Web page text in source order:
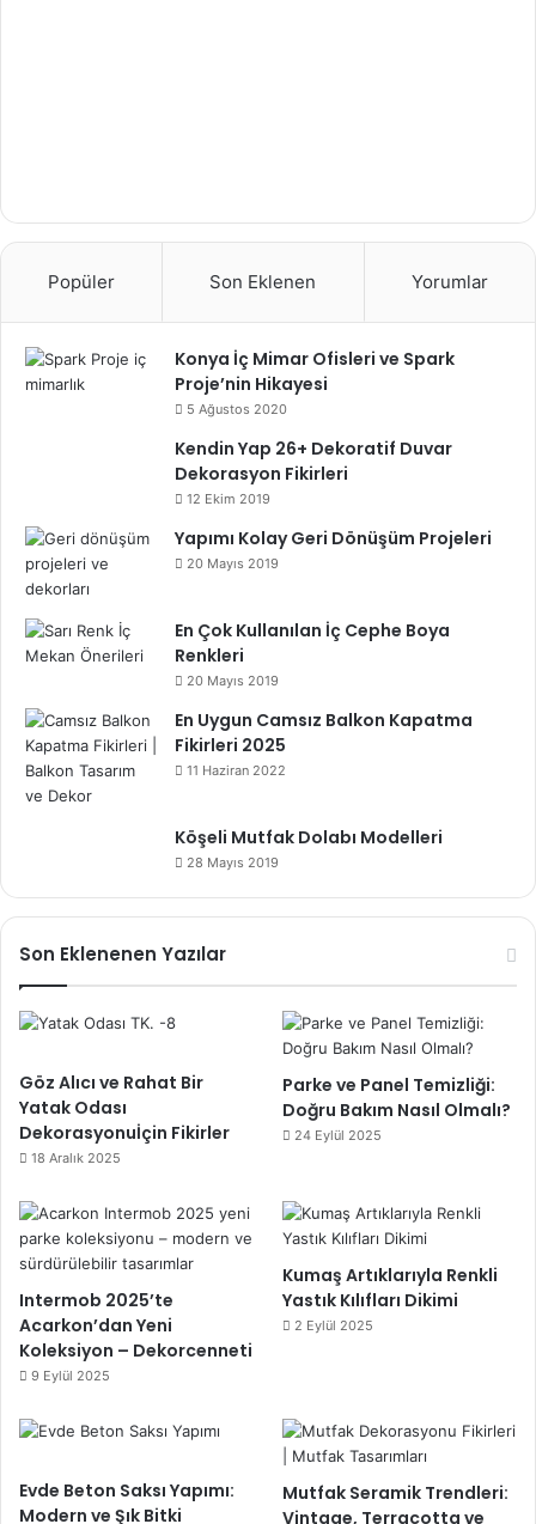
Popüler Son Eklenen Yorumlar
Konya İç Mimar Ofisleri ve Spark
Proje’nin Hikayesi
5 Ağustos 2020
Kendin Yap 26+ Dekoratif Duvar
Dekorasyon Fikirleri
12 Ekim 2019
Yapımı Kolay Geri Dönüşüm Projeleri
20 Mayıs 2019
En Çok Kullanılan İç Cephe Boya
Renkleri
20 Mayıs 2019
En Uygun Camsız Balkon Kapatma
Fikirleri 2025
11 Haziran 2022
Köşeli Mutfak Dolabı Modelleri
28 Mayıs 2019
Son Eklenenen Yazılar
Göz Alıcı ve Rahat Bir
Yatak Odası
Dekorasyonuİçin Fikirler
18 Aralık 2025
Parke ve Panel Temizliği:
Doğru Bakım Nasıl Olmalı?
24 Eylül 2025
Intermob 2025’te
Acarkon’dan Yeni
Koleksiyon – Dekorcenneti
9 Eylül 2025
Kumaş Artıklarıyla Renkli
Yastık Kılıfları Dikimi
2 Eylül 2025
Evde Beton Saksı Yapımı:
Modern ve Şık Bitki
Mutfak Seramik Trendleri:
Vintage, Terracotta ve